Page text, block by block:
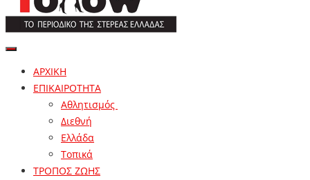
ΑΡΧΙΚΗ
ΕΠΙΚΑΙΡΟΤΗΤΑ
Αθλητισμός
Διεθνή
Ελλάδα
Τοπικά
ΤΡΟΠΟΣ ΖΩΗΣ